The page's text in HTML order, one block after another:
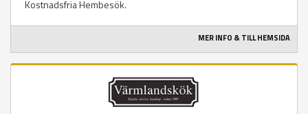
Kostnadsfria Hembesök.
MER INFO & TILL HEMSIDA